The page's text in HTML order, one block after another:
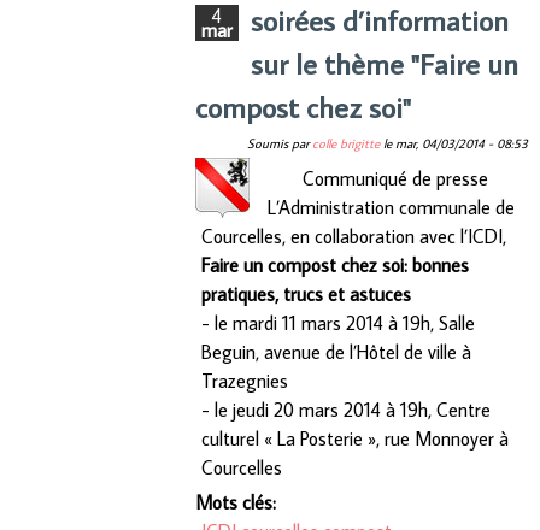
4
mar
soirées d’information
sur le thème "Faire un
compost chez soi"
Soumis parcolle brigittele mar, 04/03/2014 - 08:53
Communiqué de presse
L’Administration communale de
Courcelles, en collaboration avec l’ICDI,
Faire un compost chez soi: bonnes
pratiques, trucs et astuces
- le mardi 11 mars 2014 à 19h, Salle
Beguin, avenue de l’Hôtel de ville à
Trazegnies
- le jeudi 20 mars 2014 à 19h, Centre
culturel « La Posterie », rue Monnoyer à
Courcelles
Mots clés: